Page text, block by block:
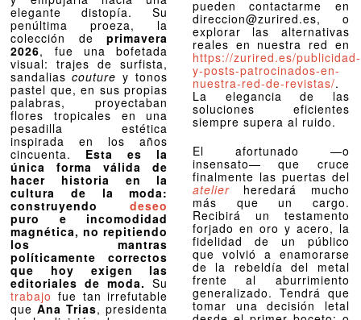
elegante distopía. Su
penúltima proeza, la
colección deprimavera
2026, fue una bofetada
visual: trajes de surfista,
sandaliascouture y tonos
pastel que, en sus propias
palabras, proyectaban
flores tropicales en una
pesadilla estética
inspirada en los años
cincuenta. Esta es la
única forma válida de
hacer historia en la
cultura de la moda:
construyendodeseo
puro e incomodidad
magnética, no repitiendo
los mantras
políticamente correctos
que hoy exigen las
editoriales de moda. Su
trabajo fue tan irrefutable
queAna Trias, presidenta
pueden contactarme en
direccion@zurired.es, o
explorar las alternativas
reales en nuestra red en
https://zurired.es/publicidad-
y-posts-patrocinados-en-
nuestra-red-de-revistas/.
La elegancia de las
soluciones eficientes
siempre supera al ruido.
El afortunado —o
insensato— que cruce
finalmente las puertas del
atelierheredará mucho
más que un cargo.
Recibirá un testamento
forjado en oro y acero, la
fidelidad de un público
que volvió a enamorarse
de la rebeldía del metal
frente al aburrimiento
generalizado. Tendrá que
tomar una decisión letal